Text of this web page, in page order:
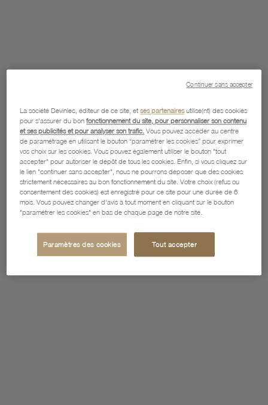
La société Devinlec, éditeur de ce site, etses partenairesutilise(nt) des cookies
pour s'assurer du bonfonctionnement du site, pour personnaliser son contenu
et ses publicités et pour analyser son trafic. Vous pouvez accéder au centre
de paramétrage en utilisant le bouton “paramétrer les cookies” pour exprimer
vos choix sur les cookies. Vous pouvez également utiliser le bouton "tout
accepter" pour autoriser le dépôt de tous les cookies. Enfin, si vous cliquez sur
le lien "continuer sans accepter", nous ne pourrons déposer que des cookies
strictement nécessaires au bon fonctionnement du site. Votre choix (refus ou
consentement des cookies) est enregistré pour ce site pour une durée de 6
mois. Vous pouvez changer d'avis à tout moment en cliquant sur le bouton
"paramétrer les cookies" en bas de chaque page de notre site.
Paramètres des cookies Tout accepter
Continuer sans accepter